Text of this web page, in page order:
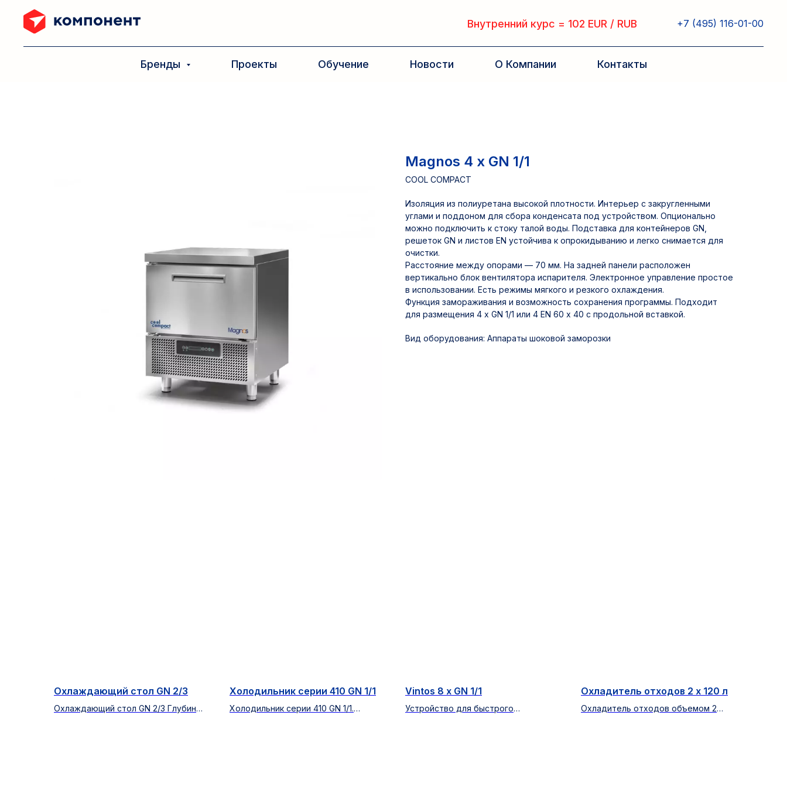
Внутренний курс = 102 EUR / RUB +7 (495) 116-01-00
Бренды Проекты Обучение Новости О Компании Контакты
Magnos 4 x GN 1/1
COOL COMPACT
Изоляция из полиуретана высокой плотности. Интерьер с закругленными
углами и поддоном для сбора конденсата под устройством. Опционально
можно подключить к стоку талой воды. Подставка для контейнеров GN,
решеток GN и листов EN устойчива к опрокидыванию и легко снимается для
очистки.
Расстояние между опорами — 70 мм. На задней панели расположен
вертикально блок вентилятора испарителя. Электронное управление простое
в использовании. Есть режимы мягкого и резкого охлаждения.
Функция замораживания и возможность сохранения программы. Подходит
для размещения 4 х GN 1/1 или 4 EN 60 х 40 с продольной вставкой.
Вид оборудования: Аппараты шоковой заморозки
Охлаждающий стол GN 2/3
Охлаждающий стол GN 2/3 Глубина:
Холодильник серии 410 GN 1/1
Холодильник серии 410 GN 1/1.
Vintos 8 x GN 1/1
Устройство для быстрого
Охладитель отходов 2 х 120 л
Охладитель отходов объемом 2